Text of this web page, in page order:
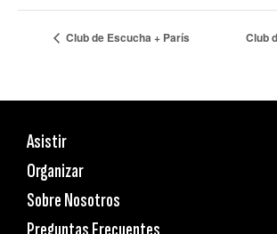
Club de Escucha + París Club
Asistir
Organizar
Sobre Nosotros